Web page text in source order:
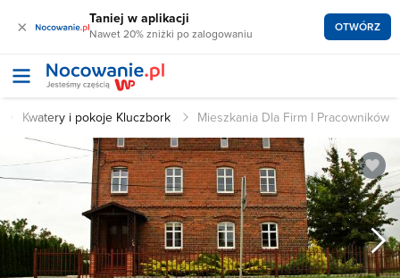
× Taniej w aplikacji
Nawet 20% zniżki po zalogowaniu OTWÓRZ
Kwatery i pokoje Kluczbork Mieszkania Dla Firm I Pracowników